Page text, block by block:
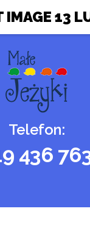
Telefon:
436
IMAGE 13